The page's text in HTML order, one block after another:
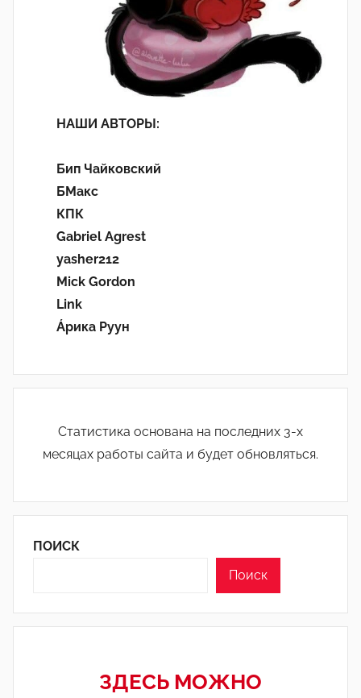
НАШИ АВТОРЫ:
Бип Чайковский
БМакс
КПК
Gabriel Agrest
yasher212
Mick Gordon
Link
Áрика Руун
Статистика основана на последних 3-х
месяцах работы сайта и будет обновляться.
ПОИСК
Поиск
ЗДЕСЬ МОЖНО